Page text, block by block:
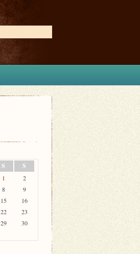
S S
1
2
8
9
15
16
22
23
29
30